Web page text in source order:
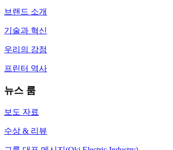
브랜드 소개
기술과 혁신
우리의 강점
프린터 역사
뉴스 룸
보도 자료
수상 & 리뷰